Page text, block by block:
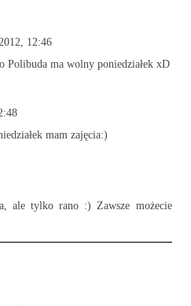
12:46
Polibuda ma wolny poniedziałek xD
mam zajęcia:)
ale tylko rano :) Zawsze możecie